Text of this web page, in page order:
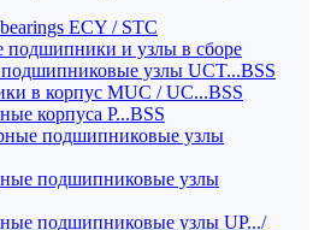
ECY / STC
и узлы в сборе
узлы UCT...BSS
в корпус MUC / UC...BSS
корпуса P...BSS
подшипниковые узлы
подшипниковые узлы
подшипниковые узлы UP.../